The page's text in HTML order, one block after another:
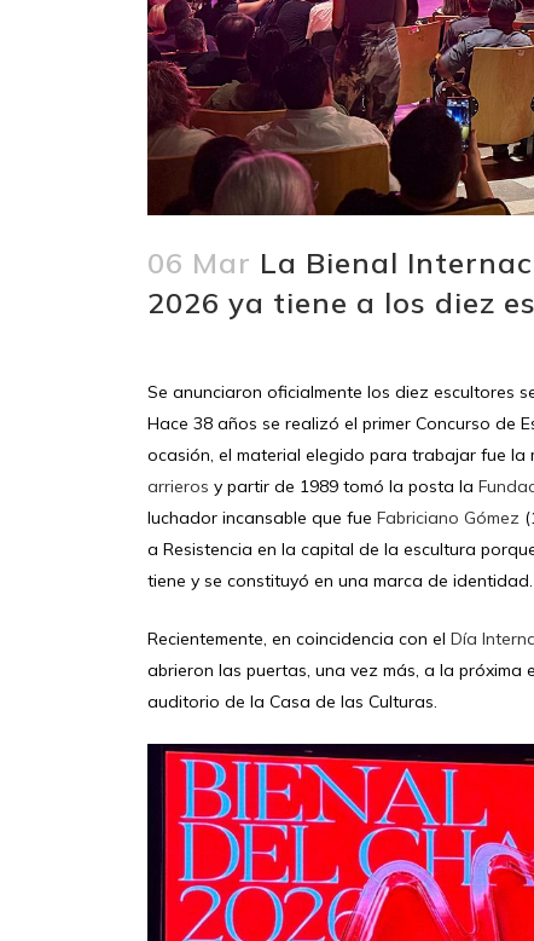
06 Mar La Bienal
2026 ya tiene a los diez
Se anunciaron oficialmente los diez escultores
Hace 38 años se realizó el primer Concurso de
ocasión, el material elegido para trabajar fue
arrieros y partir de 1989 tomó la posta la
luchador incansable que fue Fabriciano Gómez
a Resistencia en la capital de la escultura
tiene y se constituyó en una marca de identidad.
Recientemente, en coincidencia con el Día
abrieron las puertas, una vez más, a la próxima
auditorio de la Casa de las Culturas.